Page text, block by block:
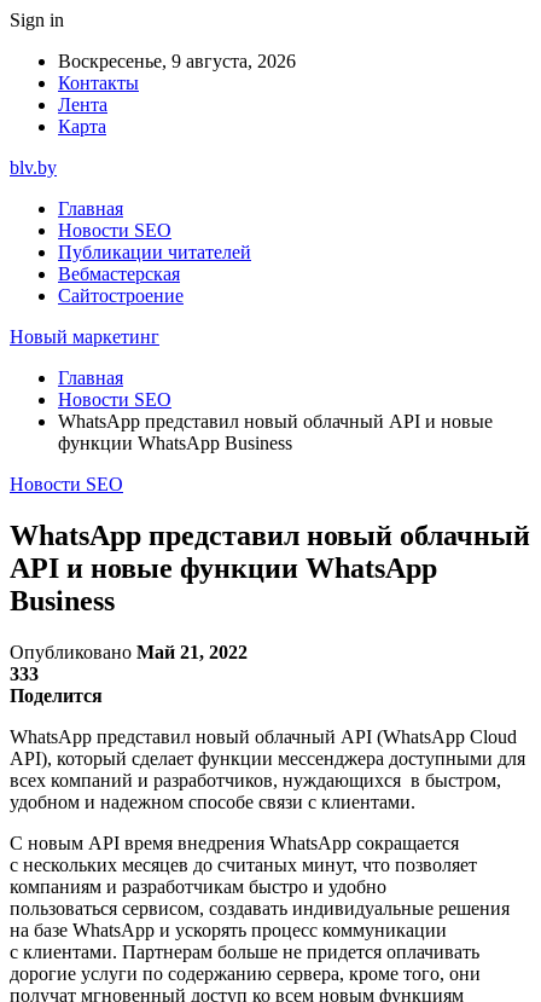
Sign in
Воскресенье, 9 августа, 2026
Контакты
Лента
Карта
blv.by
Главная
Новости SEO
Публикации читателей
Вебмастерская
Сайтостроение
Новый маркетинг
Главная
Новости SEO
WhatsApp представил новый облачный API и новые
функции WhatsApp Business
Новости SEO
WhatsApp представил новый облачный
API и новые функции WhatsApp
Business
Опубликовано Май 21, 2022
333
Поделится
WhatsApp представил новый облачный API (WhatsApp Cloud
API), который сделает функции мессенджера доступными для
всех компаний и разработчиков, нуждающихся в быстром,
удобном и надежном способе связи с клиентами.
С новым API время внедрения WhatsApp сокращается
с нескольких месяцев до считаных минут, что позволяет
компаниям и разработчикам быстро и удобно
пользоваться сервисом, создавать индивидуальные решения
на базе WhatsApp и ускорять процесс коммуникации
с клиентами. Партнерам больше не придется оплачивать
дорогие услуги по содержанию сервера, кроме того, они
получат мгновенный доступ ко всем новым функциям